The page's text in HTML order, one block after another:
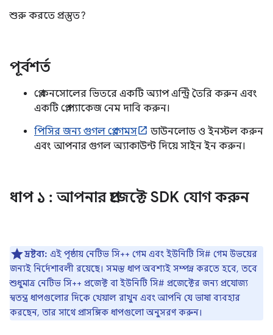
শুরু করতে প্রস্তুত?
পূর্বশর্ত
প্লে কনসোলের ভিতরে একটি অ্যাপ এন্ট্রি তৈরি করুন এবং
একটি প্লে প্যাকেজ নেম দাবি করুন।
পিসির জন্য গুগল প্লে গেমস
ডাউনলোড ও ইনস্টল করুন
এবং আপনার গুগল অ্যাকাউন্ট দিয়ে সাইন ইন করুন।
ধাপ ১ : আপনার প্রজেক্টে SDK যোগ করুন
দ্রষ্টব্য: এই পৃষ্ঠায় নেটিভ সি++ গেম এবং ইউনিটি সি# গেম উভয়ের
জন্যই নির্দেশাবলী রয়েছে। সমস্ত ধাপ অবশ্যই সম্পন্ন করতে হবে, তবে
শুধুমাত্র নেটিভ সি++ প্রজেক্ট বা ইউনিটি সি# প্রজেক্টের জন্য প্রযোজ্য
স্বতন্ত্র ধাপগুলোর দিকে খেয়াল রাখুন এবং আপনি যে ভাষা ব্যবহার
করছেন, তার সাথে প্রাসঙ্গিক ধাপগুলো অনুসরণ করুন।